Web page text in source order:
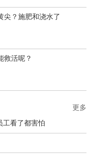
尖？施肥和浇水了
救活呢？
工看了都害怕
更多